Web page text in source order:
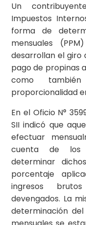
Un
Impuestos
forma de
mensuales
desarrollan el giro
pago de propinas
como
proporcionalidad
En el Oficio N°
SII indicó que
efectuar
cuenta de los
determinar
porcentaje
ingresos
devengados. La
determinación